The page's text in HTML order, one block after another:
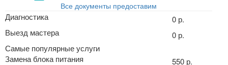
Все документы предоставим
Диагностика
0 р.
Выезд мастера
0 р.
Самые популярные услуги
Замена блока питания
550 р.